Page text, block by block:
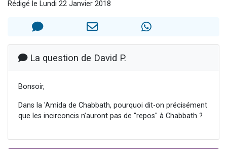
3 personnes viennent de faire un don pour Événements Torah-Box
Il reste 49 places pour étudier en groupe sur Zoom
2 personnes viennent de nous rejoindre sur WhatsApp
Rédigé le Lundi 22 Janvier 2018
La question de David P.
Bonsoir,
Dans la 'Amida de Chabbath, pourquoi dit-on précisément
que les incirconcis n’auront pas de "repos" à Chabbath ?